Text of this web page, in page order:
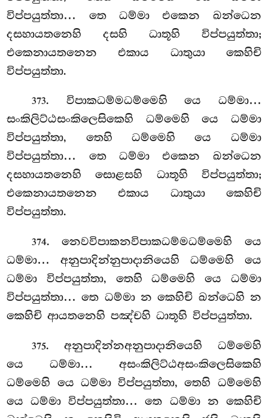
විප්පයුත්තා… තෙ ධම්මා එකෙන ඛන්ධෙන
දසහායතනෙහි දසහි ධාතූහි විප්පයුත්තා;
එකෙනායතනෙන එකාය ධාතුයා කෙහිචි
විප්පයුත්තා.
373. විපාකධම්මධම්මෙහි යෙ ධම්මා…
සංකිලිට්ඨසංකිලෙසිකෙහි ධම්මෙහි යෙ ධම්මා
විප්පයුත්තා, තෙහි ධම්මෙහි යෙ ධම්මා
විප්පයුත්තා… තෙ ධම්මා එකෙන ඛන්ධෙන
දසහායතනෙහි සොළසහි ධාතූහි විප්පයුත්තා;
එකෙනායතනෙන එකාය ධාතුයා කෙහිචි
විප්පයුත්තා.
374. නෙවවිපාකනවිපාකධම්මධම්මෙහි යෙ
ධම්මා… අනුපාදින්නුපාදානියෙහි ධම්මෙහි යෙ
ධම්මා විප්පයුත්තා, තෙහි ධම්මෙහි යෙ ධම්මා
විප්පයුත්තා… තෙ ධම්මා න කෙහිචි ඛන්ධෙහි න
කෙහිචි ආයතනෙහි පඤ්චහි ධාතූහි විප්පයුත්තා.
375. අනුපාදින්නඅනුපාදානියෙහි ධම්මෙහි
යෙ ධම්මා… අසංකිලිට්ඨඅසංකිලෙසිකෙහි
ධම්මෙහි යෙ ධම්මා විප්පයුත්තා, තෙහි ධම්මෙහි
යෙ ධම්මා විප්පයුත්තා… තෙ ධම්මා න කෙහිචි